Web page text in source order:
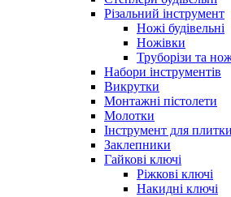
Різальний інструмент
Ножі будівельні
Ножівки
Труборізи та
Набори інструментів
Викрутки
Монтажні пістолети
Молотки
Інструмент для
Заклепники
Гайкові ключі
Ріжкові ключі
Накидні ключі